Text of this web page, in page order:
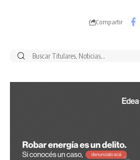
Compartir
Buscar